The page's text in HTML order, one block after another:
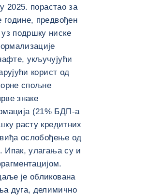
2025. порастао за
године, предвођен
подршку ниске
укључујући
корист од
спољне
знаке
(21% БДП-а
расту кредитних
ослобођење од
Ипак, улагања су и
је обликована
дуга, делимично